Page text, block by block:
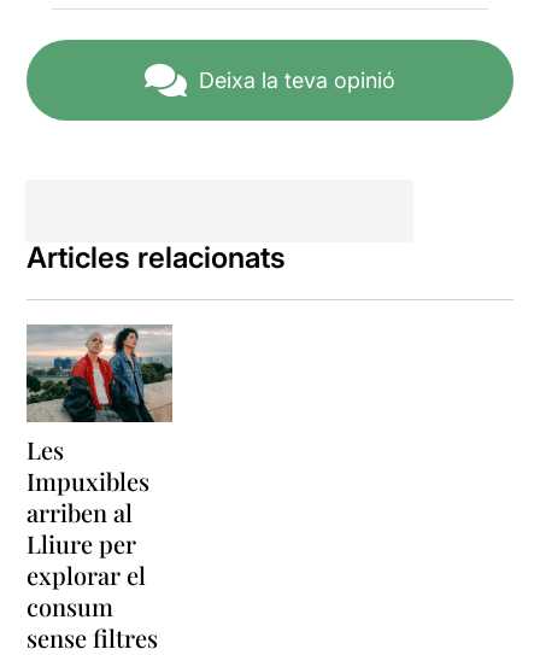
cómo no ir a buscar en lo
prohibido, cuando en lo
gozar”.... “entra en mi, para
trista, melancòlica però
serena mostra molt bé
aquesta necessitat. I en
Deixa la teva opinió
Articles relacionats
Les
Impuxibles
arriben al
Lliure per
explorar el
consum
sense filtres